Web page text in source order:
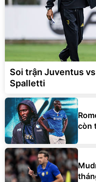
Soi trận Juventus
Spalletti
còn